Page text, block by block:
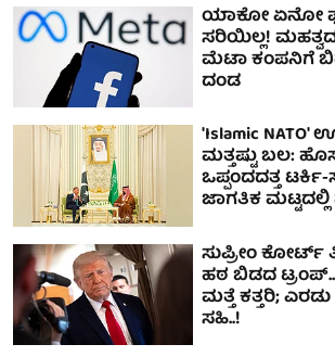
ಯಾಕೋ ಏನೋ
ಸರಿಯಿಲ್ಲ!
ಮೆಟಾ ಕಂಪನಿಗೆ
ದಂಡ
'Islamic
ಮತ್ತಷ್ಟು ಬಲ:
ಒಪ್ಪಂದದತ್ತ
ಜಾಗತಿಕ
ಸುಪ್ರೀಂ ಕೋರ್ಟ್‌
ಹಠ ಬಿಡದ ಟ್ರಂಪ್‌..!
ಮತ್ತೆ ಕತ್ತರಿ;
ಸಹಿ..!